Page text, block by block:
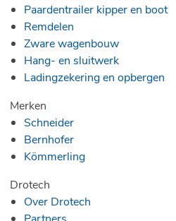
Paardentrailer kipper en boot
Remdelen
Zware wagenbouw
Hang- en sluitwerk
Ladingzekering en opbergen
Merken
Schneider
Bernhofer
Kömmerling
Drotech
Over Drotech
Partners